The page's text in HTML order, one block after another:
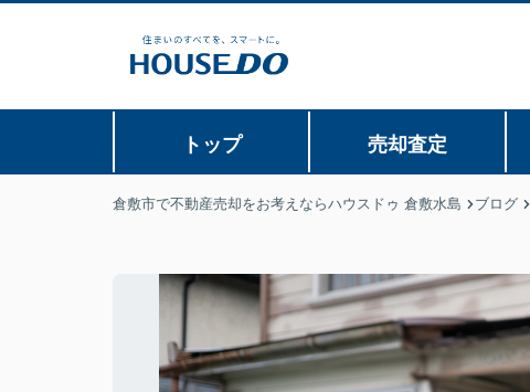
トップ 売却査定
倉敷市で不動産売却をお考えならハウスドゥ 倉敷水島 ブログ